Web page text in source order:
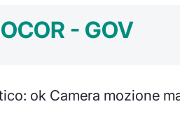
- GOV
ok Camera mozione